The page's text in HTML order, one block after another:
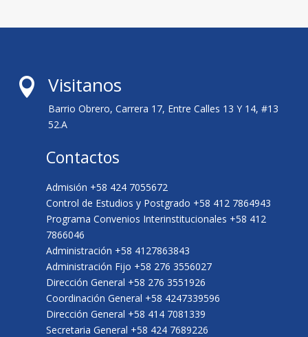
 Visitanos
Barrio Obrero, Carrera 17, Entre Calles 13 Y 14, #13
52.A
Contactos
Admisión +58 424 7055672
Control de Estudios y Postgrado +58 412 7864943
Programa Convenios Interinstitucionales +58 412
7866046
Administración +58 4127863843
Administración Fijo +58 276 3556027
Dirección General +58 276 3551926
Coordinación General +58 4247339596
Dirección General +58 414 7081339
Secretaria General +58 424 7689226